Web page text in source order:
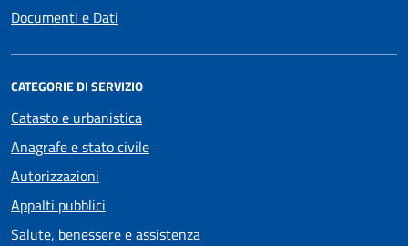
Documenti e Dati
CATEGORIE DI SERVIZIO
Catasto e urbanistica
Anagrafe e stato civile
Autorizzazioni
Appalti pubblici
Salute, benessere e assistenza